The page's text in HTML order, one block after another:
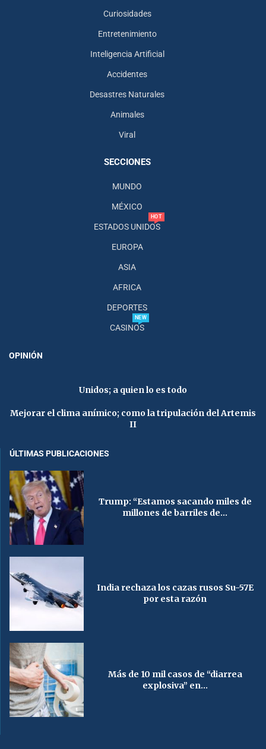
Curiosidades
Entretenimiento
Inteligencia Artificial
Accidentes
Desastres Naturales
Animales
Viral
SECCIONES
MUNDO
MÉXICO
ESTADOS UNIDOS
HOT
EUROPA
ASIA
AFRICA
DEPORTES
CASINOS
NEW
OPINIÓN
Unidos; a quien lo es todo
Mejorar el clima anímico; como la tripulación del Artemis
II
ÚLTIMAS PUBLICACIONES
Trump: “Estamos sacando miles de
millones de barriles de...
India rechaza los cazas rusos Su-57E
por esta razón
Más de 10 mil casos de “diarrea
explosiva” en...